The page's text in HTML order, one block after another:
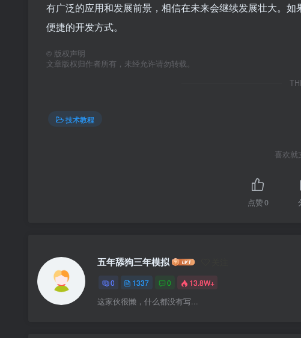
有广泛的应用和发展前景，相信在未来会继续发展壮大。
便捷的开发方式。
© 版权声明
文章版权归作者所有，未经允许请勿转载。
技术教程
喜欢就
点赞0
五年舔狗三年模拟
0 1337 0 13.8W+
这家伙很懒，什么都没有写...